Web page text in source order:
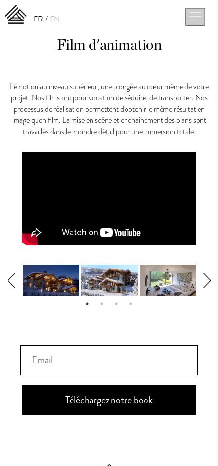
FR EN
Film d'animation
L'émotion au niveau supérieur, une plongée au cœur même de votre
projet. Nos films ont pour vocation de séduire, de transporter. Nos
processus de réalisation permettent d'obtenir le même résultat en
image qu'en film. La mise en scène et enchaînement des plans sont
travaillés dans le moindre détail pour une immersion totale.